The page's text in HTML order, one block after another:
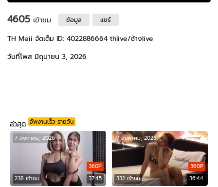
4605 เข้าชม ข้อมูล แชร์
TH Meii จัดเต็ม ID: 4022886664 thlive/ช้างlive
วันที่โพส มิถุนายน 3, 2026
ล่าสุด อัพงานเร็ว รายวัน
238 เข้าชม 37:45
360P
7 สิงหาคม, 2026
332 เข้าชม 36:44
360P
7 สิงหาคม, 2026